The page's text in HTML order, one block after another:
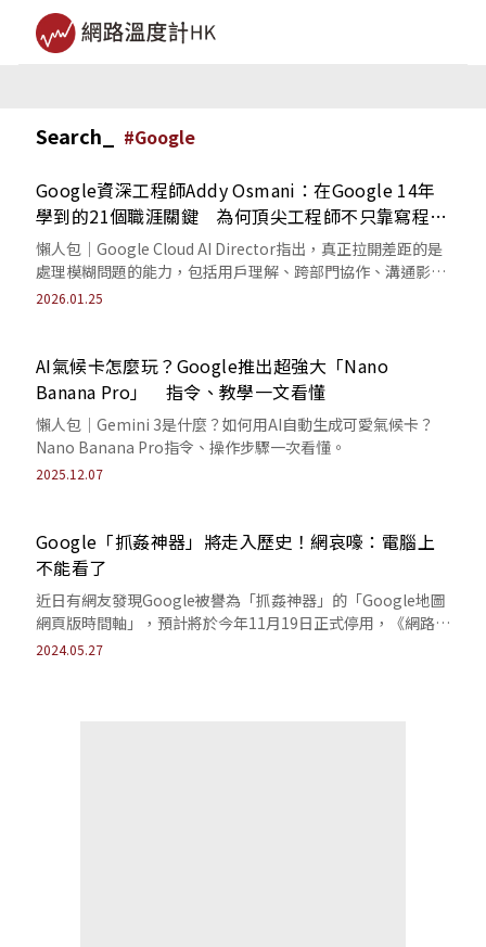
Search_ #Google
Google資深工程師Addy Osmani：在Google 14年
學到的21個職涯關鍵 為何頂尖工程師不只靠寫程
式？
懶人包｜Google Cloud AI Director指出，真正拉開差距的是
處理模糊問題的能力，包括用戶理解、跨部門協作、溝通影響
力與決策對齊。
2026.01.25
AI氣候卡怎麼玩？Google推出超強大「Nano
Banana Pro」 指令、教學一文看懂
懶人包｜Gemini 3是什麼？如何用AI自動生成可愛氣候卡？
Nano Banana Pro指令、操作步驟一次看懂。
2025.12.07
Google「抓姦神器」將走入歷史！網哀嚎：電腦上
不能看了
近日有網友發現Google被譽為「抓姦神器」的「Google地圖
網頁版時間軸」，預計將於今年11月19日正式停用，《網路溫
度計DailyView...
2024.05.27